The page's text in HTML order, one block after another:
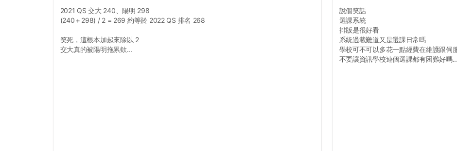
2021 QS 交大 240、陽明 298
(240＋298) / 2 = 269 約等於 2022 QS 排名 268
笑死，這根本加起來除以 2
交大真的被陽明拖累欸...
說個笑話
選課系統
排版是很好看
系統過載難道又是選課日常嗎
學校可不可以多花一點經費在維護跟伺
不要讓資訊學校連個選課都有困難好嗎...